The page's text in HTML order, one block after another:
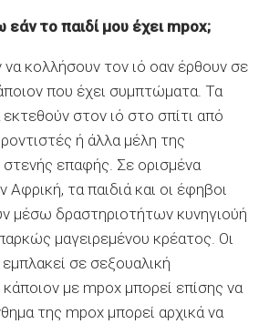
εάν το παιδί μου έχει mpox;
να κολλήσουν τον ιό οαν έρθουν σε
που έχει συμπτώματα. Τα
στον ιό στο σπίτι από
ή άλλα μέλη της
επαφής. Σε ορισμένα
Αφρική, τα παιδιά και οι έφηβοι
μέσω δραστηριοτήτων κυνηγιούή
μαγειρεμένου κρέατος. Οι
σε σεξουαλική
με mpox μπορεί επίσης να
της mpox μπορεί αρχικά να